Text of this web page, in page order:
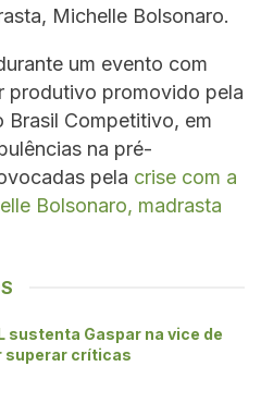
Michelle Bolsonaro.
um evento com
produtivo promovido pela
Brasil Competitivo, em
na pré-
pela crise com a
Bolsonaro, madrasta
sustenta Gaspar na vice de
superar críticas